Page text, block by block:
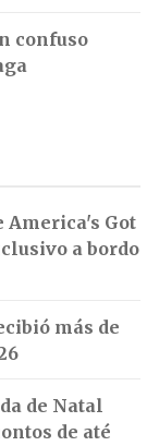
confuso
America's Got
a bordo
más de
de Natal
de até